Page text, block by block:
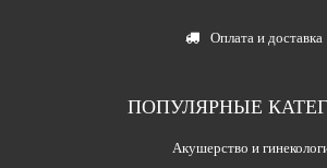
Оплата и доставка
ПОПУЛЯРНЫЕ
Акушерство и